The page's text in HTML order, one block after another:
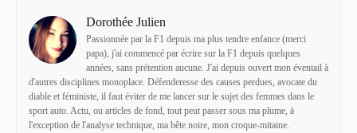
Dorothée Julien
Passionnée par la F1 depuis ma plus tendre enfance (merci
papa), j'ai commencé par écrire sur la F1 depuis quelques
années, sans prétention aucune. J'ai depuis ouvert mon éventail à
d'autres disciplines monoplace. Défenderesse des causes perdues, avocate du
diable et féministe, il faut éviter de me lancer sur le sujet des femmes dans le
sport auto. Actu, ou articles de fond, tout peut passer sous ma plume, à
l'exception de l'analyse technique, ma bête noire, mon croque-mitaine.